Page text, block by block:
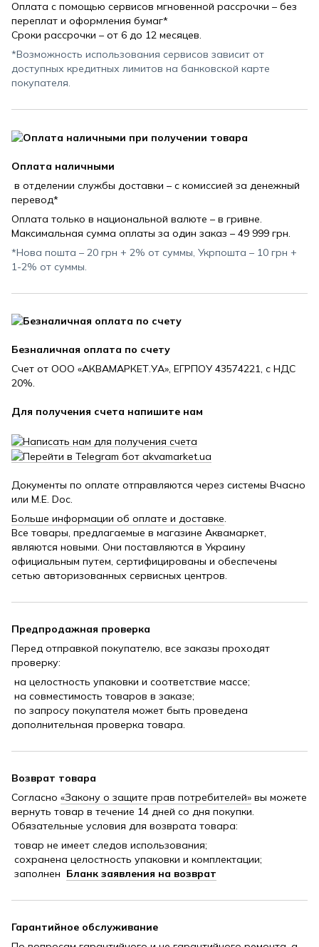
Оплата с помощью сервисов мгновенной рассрочки – без
переплат и оформления бумаг*
Сроки рассрочки – от 6 до 12 месяцев.
*Возможность использования сервисов зависит от
доступных кредитных лимитов на банковской карте
покупателя.
Оплата наличными
в отделении службы доставки – с комиссией за денежный
перевод*
Оплата только в национальной валюте – в гривне.
Максимальная сумма оплаты за один заказ – 49 999 грн.
*Нова пошта – 20 грн + 2% от суммы, Укрпошта – 10 грн +
1-2% от суммы.
Безналичная оплата по счету
Счет от ООО «АКВАМАРКЕТ.УА», ЕГРПОУ 43574221, с НДС
20%.
Для получения счета напишите нам
Документы по оплате отправляются через системы Вчасно
или M.E. Doc.
Больше информации об оплате и доставке.
Все товары, предлагаемые в магазине Аквамаркет,
являются новыми. Они поставляются в Украину
официальным путем, сертифицированы и обеспечены
сетью авторизованных сервисных центров.
Предпродажная проверка
Перед отправкой покупателю, все заказы проходят
проверку:
на целостность упаковки и соответствие массе;
на совместимость товаров в заказе;
по запросу покупателя может быть проведена
дополнительная проверка товара.
Возврат товара
Согласно «Закону о защите прав потребителей» вы можете
вернуть товар в течение 14 дней со дня покупки.
Обязательные условия для возврата товара:
товар не имеет следов использования;
сохранена целостность упаковки и комплектации;
заполнен Бланк заявления на возврат
Гарантийное обслуживание